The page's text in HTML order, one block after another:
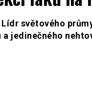
světového
jedinečného